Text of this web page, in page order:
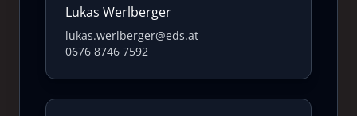
Lukas Werlberger
lukas.werlberger@eds.at
0676 8746 7592